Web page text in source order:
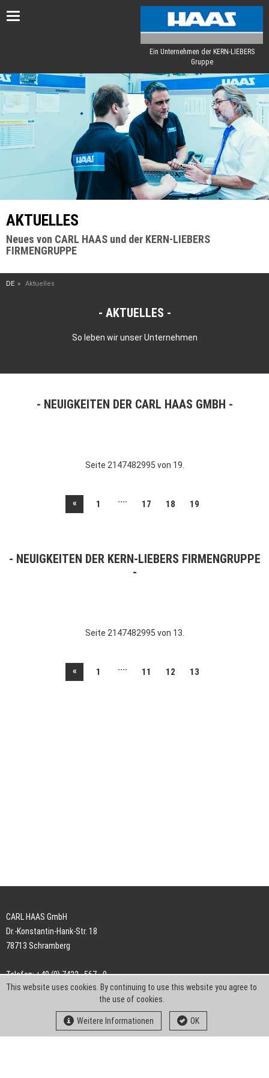
Toggle
Ein Unternehmen der KERN-LIEBERS
Gruppe
AKTUELLES
Neues von CARL HAAS und der KERN-LIEBERS
FIRMENGRUPPE
DE Aktuelles
AKTUELLES
So leben wir unser Unternehmen
NEUIGKEITEN DER CARL HAAS GMBH
Seite 2147482995 von 19.
« 1 .... 17 18 19
NEUIGKEITEN DER KERN-LIEBERS FIRMENGRUPPE
Seite 2147482995 von 13.
« 1 .... 11 12 13
CARL HAAS GmbH
Dr.-Konstantin-Hank-Str. 18
78713 Schramberg
Telefon: +49 (0) 7422 . 567 - 0
Telefax: +49 (0) 7422 . 567 - 239
info-ch@kern-liebers.com
This website uses cookies. By continuing to use this website you agree to
the use of cookies.
Weitere Informationen OK